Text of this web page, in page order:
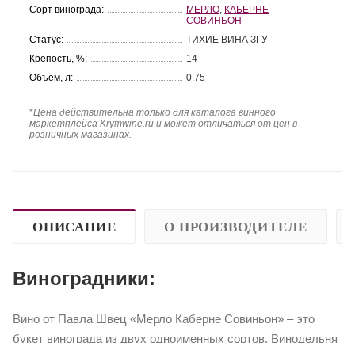
Сорт винограда:
МЕРЛО КАБЕРНЕ
СОВИНЬОН
Статус:
ТИХИЕ ВИНА ЗГУ
Крепость, %:
14
Объём, л:
0.75
*Цена действительна только для каталога винного
маркетплейса Krymwine.ru и может отличаться от цен в
розничных магазинах.
ОПИСАНИЕ О ПРОИЗВОДИТЕЛЕ
Виноградники:
Вино от Павла Швец «Мерло Каберне Совиньон» – это
букет винограда из двух одноименных сортов. Винодельня